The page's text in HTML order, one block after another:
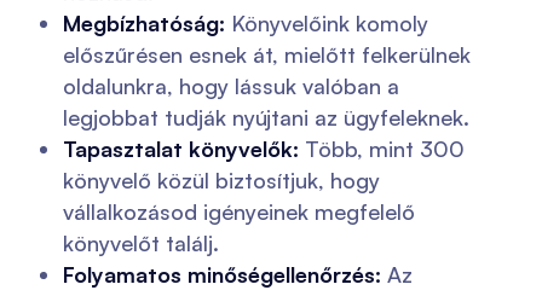
Megbízhatóság: Könyvelőink komoly
előszűrésen esnek át, mielőtt felkerülnek
oldalunkra, hogy lássuk valóban a
legjobbat tudják nyújtani az ügyfeleknek.
Tapasztalat könyvelők: Több, mint 300
könyvelő közül biztosítjuk, hogy
vállalkozásod igényeinek megfelelő
könyvelőt találj.
Folyamatos minőségellenőrzés: Az